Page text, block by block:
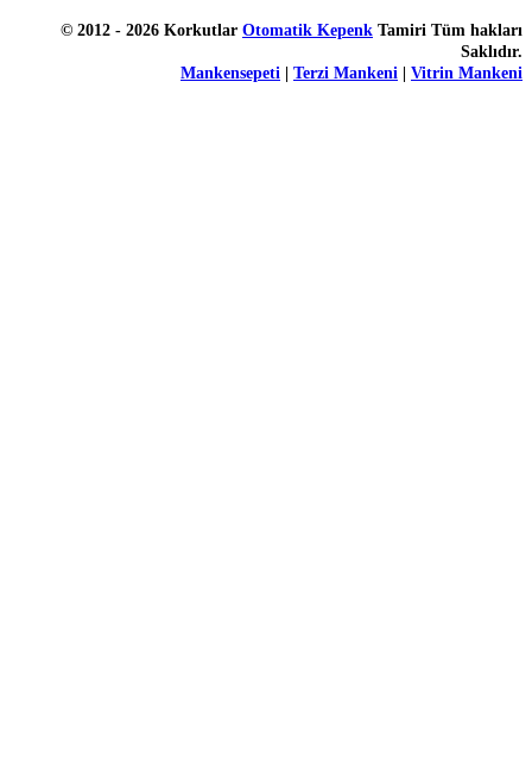
© 2012 - 2026 Korkutlar Otomatik Kepenk Tamiri Tüm hakları
Saklıdır.
Mankensepeti | Terzi Mankeni | Vitrin Mankeni